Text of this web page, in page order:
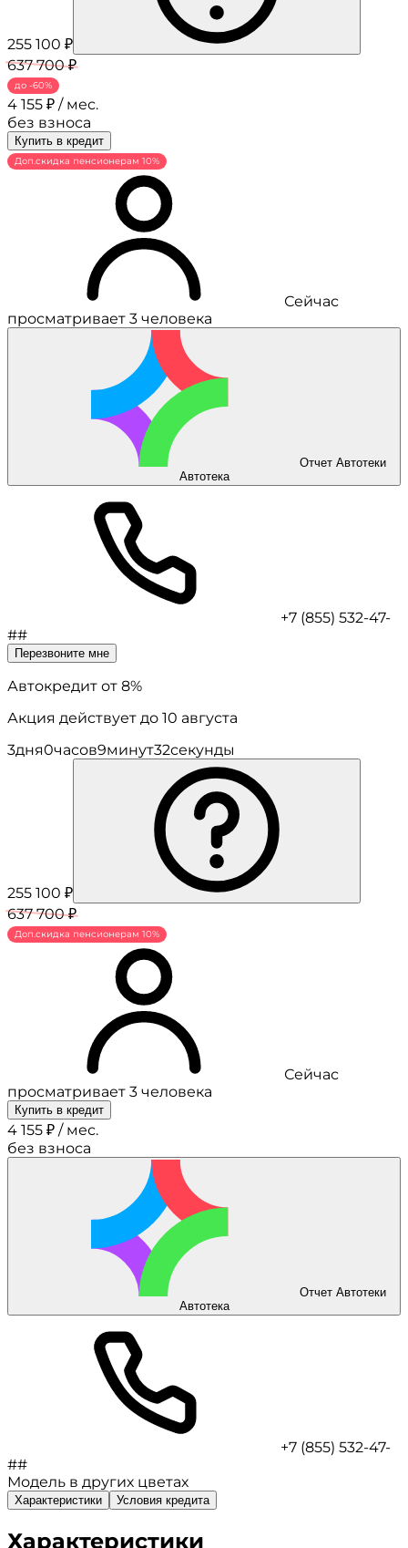
255 100 ₽
637 700 ₽
до -60%
4 155 ₽ / мес.
без взноса
Купить в кредит
Доп.скидка пенсионерам 10%
Сейчас
просматривает 3 человека
Отчет Автотеки
Автотека
+7 (855) 532-47-
##
Перезвоните мне
Автокредит от 8%
Акция действует до 10 августа
3дня0часов9минут32секунды
255 100 ₽
637 700 ₽
Доп.скидка пенсионерам 10%
Сейчас
просматривает 3 человека
Купить в кредит
4 155 ₽ / мес.
без взноса
Отчет Автотеки
Автотека
+7 (855) 532-47-
##
Модель в других цветах
Характеристики Условия кредита
Характеристики